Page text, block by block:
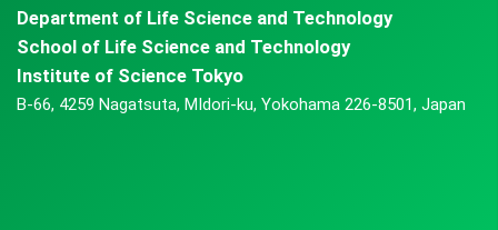
Department of Life Science and Technology
School of Life Science and Technology
Institute of Science Tokyo
B-66, 4259 Nagatsuta, MIdori-ku, Yokohama 226-8501, Japan